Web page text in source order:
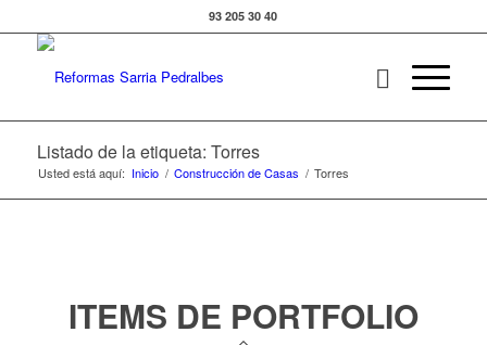
93 205 30 40
Listado de la etiqueta: Torres
Usted está aquí: Inicio / Construcción de Casas / Torres
ITEMS DE PORTFOLIO